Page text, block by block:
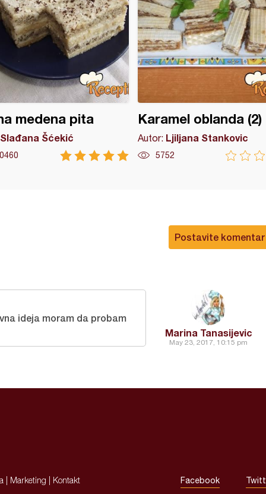
medena pita
Slađana Šćekić
Karamel oblanda (2)
Autor: Ljiljana Stankovic
5752
Postavite komentar
Marina Tanasijevic
May 23, 2017, 10:15 pm
ideja moram da probam
Marketing Kontakt Facebook